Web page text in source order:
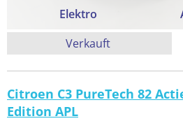
Elektro
Verkauft
Citroen C3 PureTech 82
Edition APL